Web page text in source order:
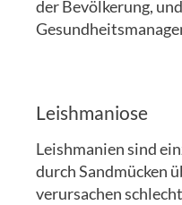
der Bevölkerung,
Leishmaniose
Leishmanien sind
durch Sandmücken
verursachen